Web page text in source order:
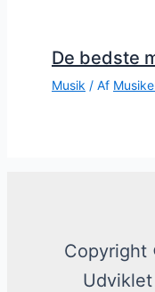
De bedste
Musik / Af
Copyright